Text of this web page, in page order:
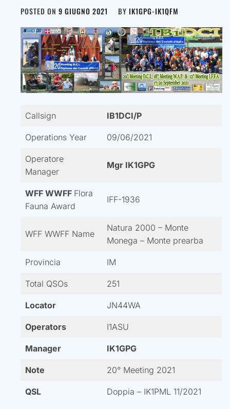
POSTED ON 9 GIUGNO 2021 BY IK1GPG-IK1QFM
Callsign IB1DCI/P
Operations Year 09/06/2021
Operatore
Manager
Mgr IK1GPG
WFF WWFF Flora
Fauna Award
IFF-1936
WFF WWFF Name
Natura 2000 – Monte
Monega – Monte prearba
Provincia IM
Total QSOs 251
Locator JN44WA
Operators I1ASU
Manager IK1GPG
Note 20° Meeting 2021
QSL Doppia – IK1PML 11/2021